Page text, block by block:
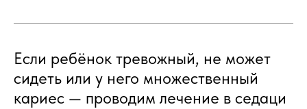
Если ребёнок тревожный, не может
сидеть или у него множественный
кариес — проводим лечение в седаци